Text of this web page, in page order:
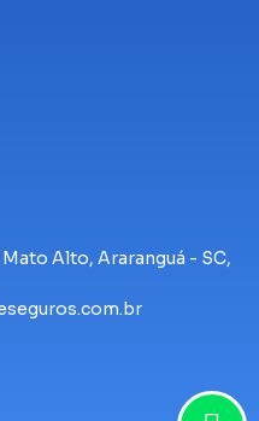
Alto, Araranguá - SC,